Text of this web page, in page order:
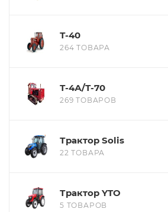
Т-40
264 ТОВАРА
Т-4А/Т-70
269 ТОВАРОВ
Трактор Solis
22 ТОВАРА
Трактор YTO
5 ТОВАРОВ